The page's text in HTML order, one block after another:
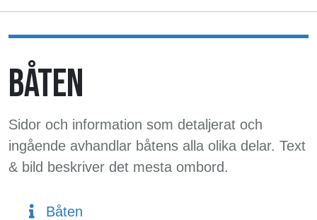
BÅTEN
Sidor och information som detaljerat och
ingående avhandlar båtens alla olika delar. Text
& bild beskriver det mesta ombord.
Båten